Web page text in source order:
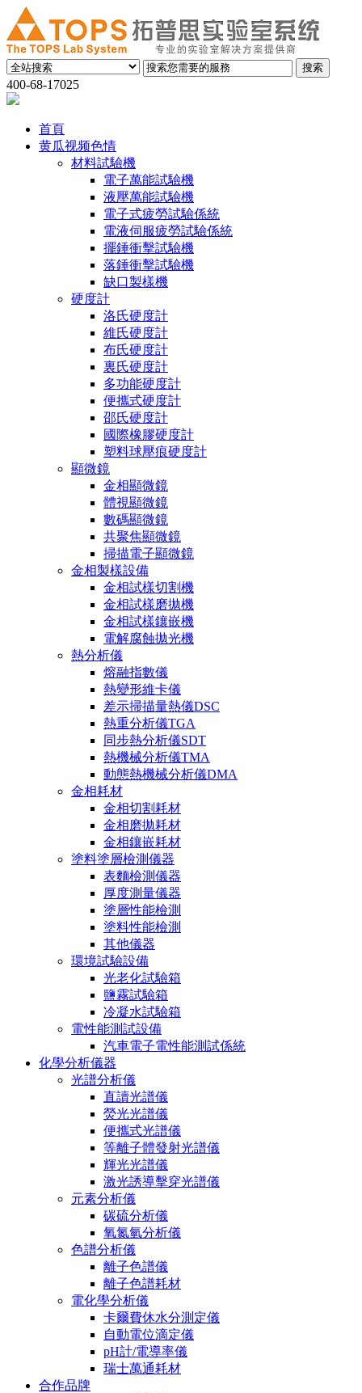
400-68-17025
首頁
黄瓜视频色情
材料試驗機
電子萬能試驗機
液壓萬能試驗機
電子式疲勞試驗係統
電液伺服疲勞試驗係統
擺錘衝擊試驗機
落錘衝擊試驗機
缺口製樣機
硬度計
洛氏硬度計
維氏硬度計
布氏硬度計
裏氏硬度計
多功能硬度計
便攜式硬度計
邵氏硬度計
國際橡膠硬度計
塑料球壓痕硬度計
顯微鏡
金相顯微鏡
體視顯微鏡
數碼顯微鏡
共聚焦顯微鏡
掃描電子顯微鏡
金相製樣設備
金相試樣切割機
金相試樣磨拋機
金相試樣鑲嵌機
電解腐蝕拋光機
熱分析儀
熔融指數儀
熱變形維卡儀
差示掃描量熱儀DSC
熱重分析儀TGA
同步熱分析儀SDT
熱機械分析儀TMA
動態熱機械分析儀DMA
金相耗材
金相切割耗材
金相磨拋耗材
金相鑲嵌耗材
塗料塗層檢測儀器
表麵檢測儀器
厚度測量儀器
塗層性能檢測
塗料性能檢測
其他儀器
環境試驗設備
光老化試驗箱
鹽霧試驗箱
冷凝水試驗箱
電性能測試設備
汽車電子電性能測試係統
化學分析儀器
光譜分析儀
直讀光譜儀
熒光光譜儀
便攜式光譜儀
等離子體發射光譜儀
輝光光譜儀
激光誘導擊穿光譜儀
元素分析儀
碳硫分析儀
氧氮氫分析儀
色譜分析儀
離子色譜儀
離子色譜耗材
電化學分析儀
卡爾費休水分測定儀
自動電位滴定儀
pH計/電導率儀
瑞士萬通耗材
合作品牌